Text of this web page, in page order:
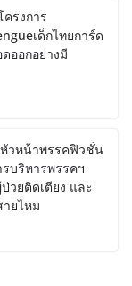
ครงการ
เด็กไทยการ์ด
ออกอย่างมี
หัวหน้าพรรคฟิวชั่น
บริหารพรรคฯ
วยติดเตียง และ
ยไหม